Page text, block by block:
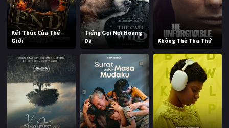
Kết Thúc Của Thế
Giới
Tiếng Gọi Nơi Hoang
Dã
Không Thể Tha Thứ